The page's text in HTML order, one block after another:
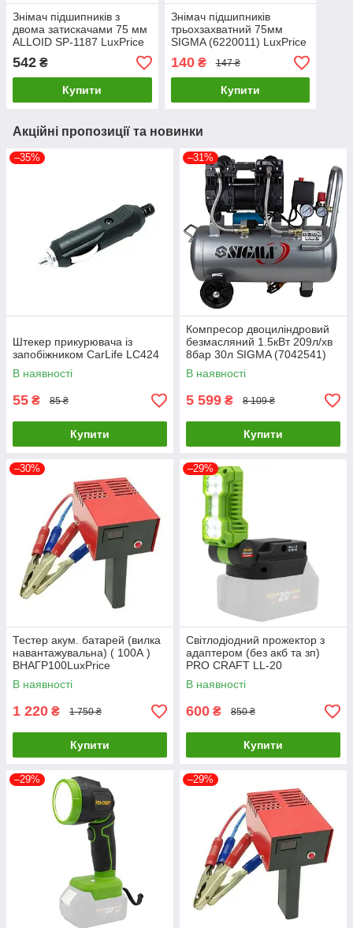
Знімач підшипників з
двома затискачами 75 мм
ALLOID SP-1187 LuxPrice
542 ₴
Купити
Знімач підшипників
трьохзахватний 75мм
SIGMA (6220011) LuxPrice
140₴ 147 ₴
Купити
Акційні пропозиції та новинки
–35%
Штекер прикурювача із
запобіжником CarLife LC424
В наявності
55 ₴ 85 ₴
Купити
–31%
Компресор двоциліндровий
безмасляний 1.5кВт 209л/хв
8бар 30л SIGMA (7042541)
В наявності
5 599 ₴ 8 109 ₴
Купити
–30%
Тестер акум. батарей (вилка
навантажувальна) ( 100А )
ВНАГР100LuxPrice
В наявності
1 220 ₴ 1 750 ₴
Купити
–29%
Світлодіодний прожектор з
адаптером (без акб та зп)
PRO CRAFT LL-20
В наявності
600 ₴ 850 ₴
Купити
–29% –29%